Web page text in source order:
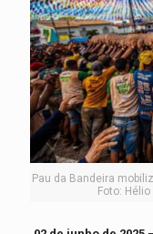
Pau da Bandeira
Foto: